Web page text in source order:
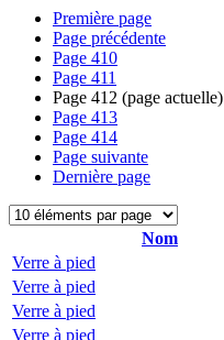
Première page
Page précédente
Page 410
Page 411
Page 412 (page actuelle)
Page 413
Page 414
Page suivante
Dernière page
Nom
Verre à pied
Verre à pied
Verre à pied
Verre à pied